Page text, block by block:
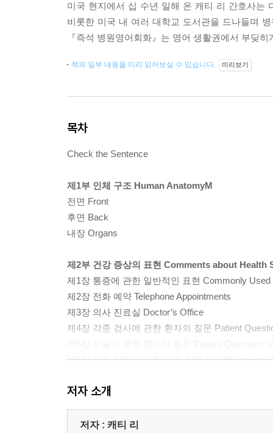
미국 현지에서 십 수년 일해 온 캐티 리 간호사는
비롯한 미국 내 여러 대학교 도서관을 드나들며
『즉석 병원영어회화』는 영어 생활권에서 부딪
책의 일부 내용을 미리 읽어보실 수 있습니다. 미리보기
목차
Check the Sentence
제1부 인체 구조 Human AnatomyM
전면 Front
후면 Back
내장 Organs
제2부 건강 증상의 표현 Comments about Health
제1장 통증에 관한 일반적인 표현 Commonly
제2장 전화 예약 Telephone Appointments
제3장 의사 진료실 Doctor’s Office
제4장 각종 검사에 관한 환자의 질문 Patient
제6장 병원 입원에 관한 각종 질문과 표현 Various
제3부 각종 대화 Dialogues
제1장 검사와 관련된 대화 Conversations Relating
저자 소개
저자 : 캐티 리